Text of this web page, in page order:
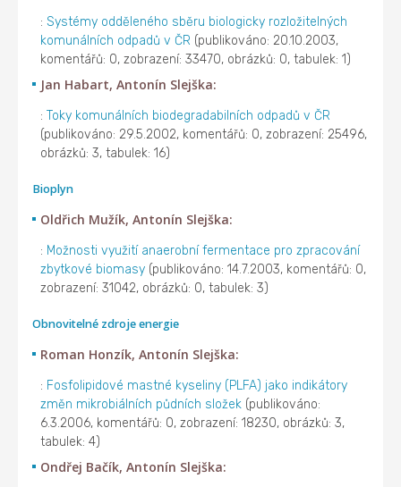
:Systémy odděleného sběru biologicky rozložitelných
komunálních odpadů v ČR (publikováno: 20.10.2003,
komentářů: 0, zobrazení: 33470, obrázků: 0, tabulek: 1)
Jan Habart, Antonín Slejška:
:Toky komunálních biodegradabilních odpadů v ČR
(publikováno: 29.5.2002, komentářů: 0, zobrazení: 25496,
obrázků: 3, tabulek: 16)
Bioplyn
Oldřich Mužík, Antonín Slejška:
: Možnosti využití anaerobní fermentace pro zpracování
zbytkové biomasy (publikováno: 14.7.2003, komentářů: 0,
zobrazení: 31042, obrázků: 0, tabulek: 3)
Obnovitelné zdroje energie
Roman Honzík, Antonín Slejška:
: Fosfolipidové mastné kyseliny (PLFA) jako indikátory
změn mikrobiálních půdních složek (publikováno:
6.3.2006, komentářů: 0, zobrazení: 18230, obrázků: 3,
tabulek: 4)
Ondřej Bačík, Antonín Slejška: